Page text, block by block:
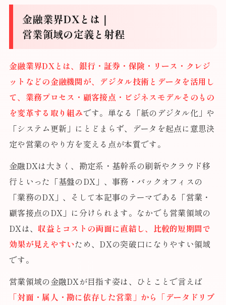
金融業界DXとは｜
営業領域の定義と射程
金融業界DXとは、銀行・証券・保険・リース・クレジ
ットなどの金融機関が、デジタル技術とデータを活用し
て、業務プロセス・顧客接点・ビジネスモデルそのもの
を変革する取り組みです。単なる「紙のデジタル化」や
「システム更新」にとどまらず、データを起点に意思決
定や営業のやり方を変える点が本質です。
金融DXは大きく、勘定系・基幹系の刷新やクラウド移
行といった「基盤のDX」、事務・バックオフィスの
「業務のDX」、そして本記事のテーマである「営業・
顧客接点のDX」に分けられます。なかでも営業領域の
DXは、収益とコストの両面に直結し、比較的短期間で
効果が見えやすいため、DXの突破口になりやすい領域
です。
営業領域の金融DXが目指す姿は、ひとことで言えば
「対面・属人・勘に依存した営業」から「データドリブ